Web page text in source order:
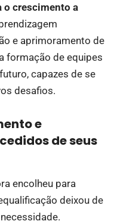
o crescimento a
e aprimoramento de
formação de equipes
capazes de se
desafios.
e
de seus
encolheu para
deixou de